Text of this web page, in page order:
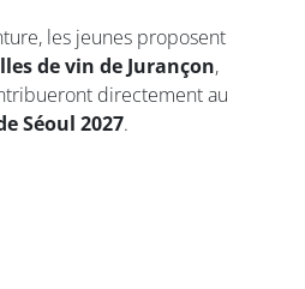
les jeunes proposent
de vin de Jurançon,
directement au
Séoul 2027.